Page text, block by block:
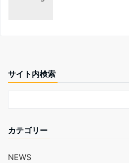
サイト内検索
カテゴリー
NEWS